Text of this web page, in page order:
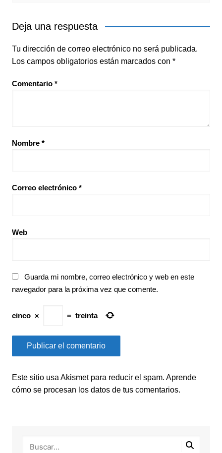
Deja una respuesta
Tu dirección de correo electrónico no será publicada.
Los campos obligatorios están marcados con *
Comentario *
Nombre *
Correo electrónico *
Web
Guarda mi nombre, correo electrónico y web en este
navegador para la próxima vez que comente.
cinco × = treinta
Este sitio usa Akismet para reducir el spam. Aprende
cómo se procesan los datos de tus comentarios.